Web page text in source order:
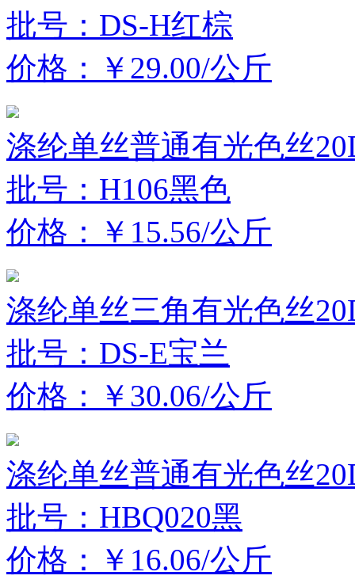
批号：DS-H红棕
价格：￥29.00/公斤
涤纶单丝普通有光色丝
批号：H106黑色
价格：￥15.56/公斤
涤纶单丝三角有光色丝
批号：DS-E宝兰
价格：￥30.06/公斤
涤纶单丝普通有光色丝
批号：HBQ020黑
价格：￥16.06/公斤